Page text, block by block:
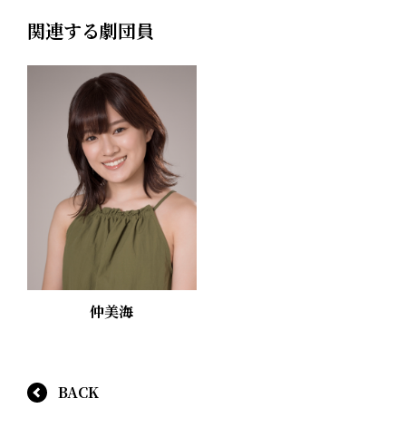
関連する劇団員
仲美海
BACK